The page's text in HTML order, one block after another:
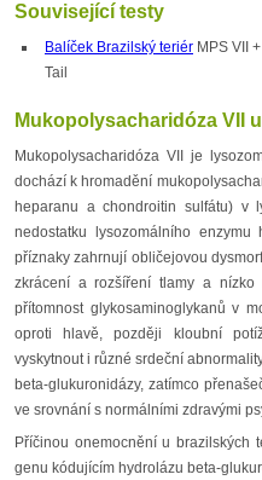
Související testy
Balíček Brazilský teriér MPS VII
Tail
Mukopolysacharidóza VII
Mukopolysacharidóza VII je
dochází k hromadění
heparanu a chondroitin sulfátu) v
nedostatku lysozomálního enzymu
příznaky zahrnují obličejovou
zkrácení a rozšíření tlamy a nízko
přítomnost glykosaminoglykanů v
oproti hlavě, později kloubní
vyskytnout i různé srdeční
beta-glukuronidázy, zatímco
ve srovnání s normálními zdravými
Příčinou onemocnění u brazilských
genu kódujícím hydrolázu beta-